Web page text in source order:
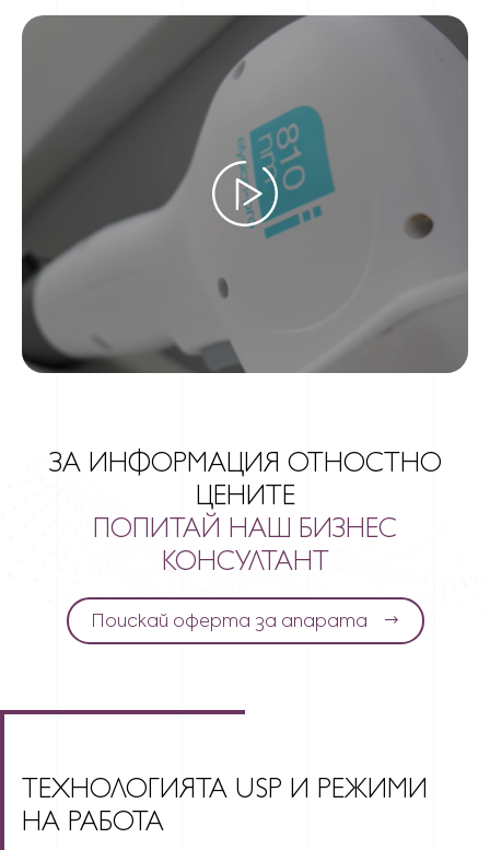
ЗА ИНФОРМАЦИЯ ОТНОСТНО
ЦЕНИТЕ
ПОПИТАЙ НАШ БИЗНЕС
КОНСУЛТАНТ
Поискай оферта за апарата
ТЕХНОЛОГИЯТА USP И РЕЖИМИ
НА РАБОТА